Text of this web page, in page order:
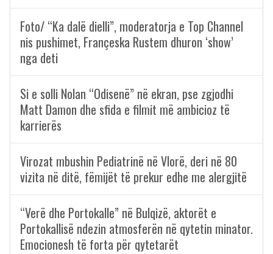
Foto/ “Ka dalë dielli”, moderatorja e Top Channel
nis pushimet, Françeska Rustem dhuron ‘show’
nga deti
Si e solli Nolan “Odisenë” në ekran, pse zgjodhi
Matt Damon dhe sfida e filmit më ambicioz të
karrierës
Virozat mbushin Pediatrinë në Vlorë, deri në 80
vizita në ditë, fëmijët të prekur edhe me alergjitë
“Verë dhe Portokalle” në Bulqizë, aktorët e
Portokallisë ndezin atmosferën në qytetin minator.
Emocionesh të forta për qytetarët